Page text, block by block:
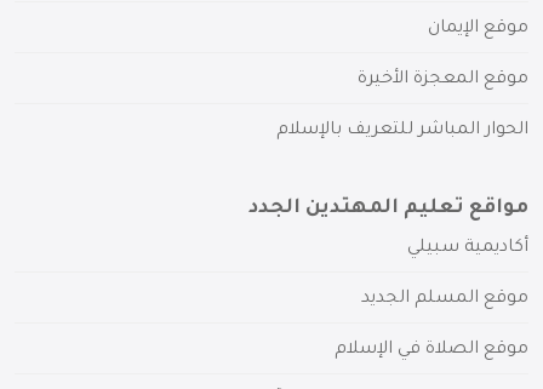
موقع الإيمان
موقع المعجزة الأخيرة
الحوار المباشر للتعريف بالإسلام
مواقع تعليم المهتدين الجدد
أكاديمية سبيلي
موقع المسلم الجديد
موقع الصلاة في الإسلام